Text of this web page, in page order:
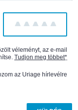
5
4
3
2
1
véleményt, az e-mail
Tudjon meg többet*
az Uriage hírlevélre